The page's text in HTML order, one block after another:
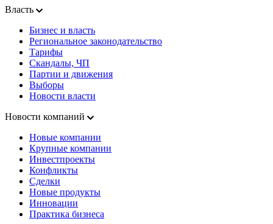
Власть
Бизнес и власть
Региональное законодательство
Тарифы
Скандалы, ЧП
Партии и движения
Выборы
Новости власти
Новости компаний
Новые компании
Крупные компании
Инвестпроекты
Конфликты
Сделки
Новые продукты
Инновации
Практика бизнеса